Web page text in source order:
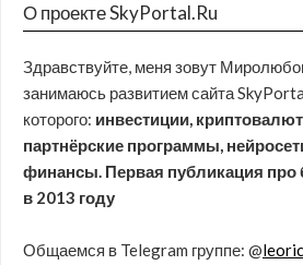
О проекте SkyPortal.Ru
Здравствуйте, меня зовут
занимаюсь развитием сайта
которого: инвестиции,
партнёрские программы,
финансы. Первая публикация про
в 2013 году
Общаемся в Telegram группе: @